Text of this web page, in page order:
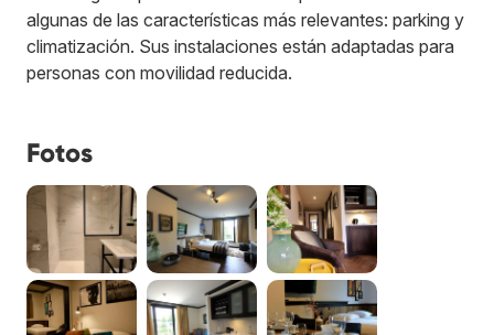
algunas de las características más relevantes: parking y
climatización. Sus instalaciones están adaptadas para
personas con movilidad reducida.
Fotos